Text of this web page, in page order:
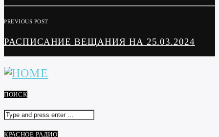
PREVIOUS POST
РАСПИСАНИЕ ВЕЩАНИЯ НА 25.03.2024
ПОИСК
КРАСНОЕ РАДИО